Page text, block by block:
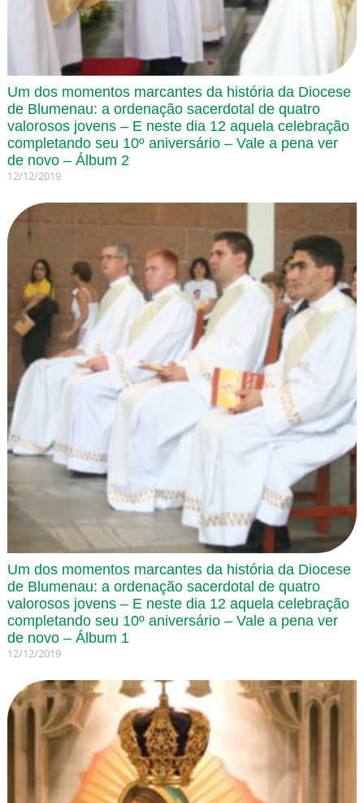
Um dos momentos marcantes da história da Diocese
de Blumenau: a ordenação sacerdotal de quatro
valorosos jovens – E neste dia 12 aquela celebração
completando seu 10º aniversário – Vale a pena ver
de novo – Álbum 2
12/12/2019
Um dos momentos marcantes da história da Diocese
de Blumenau: a ordenação sacerdotal de quatro
valorosos jovens – E neste dia 12 aquela celebração
completando seu 10º aniversário – Vale a pena ver
de novo – Álbum 1
12/12/2019